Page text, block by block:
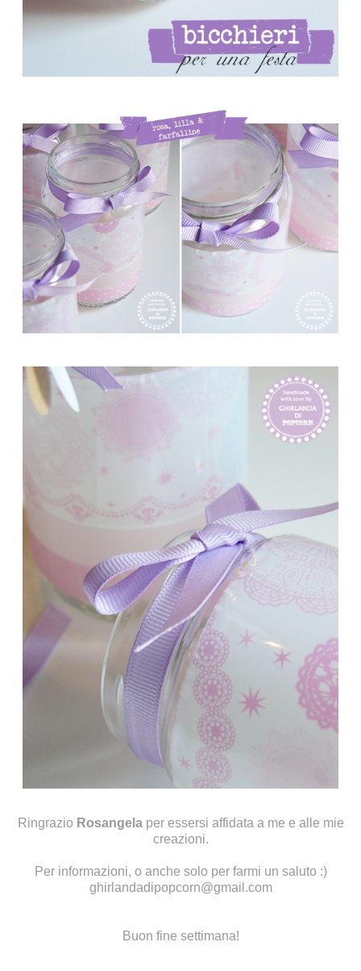
Ringrazio Rosangela per essersi affidata a me e alle mie
creazioni.
Per informazioni, o anche solo per farmi un saluto :)
ghirlandadipopcorn@gmail.com
Buon fine settimana!